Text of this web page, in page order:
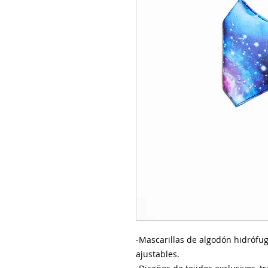
-Mascarillas de algodón
ajustables.